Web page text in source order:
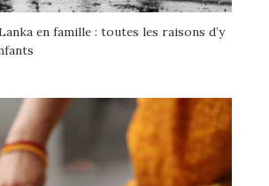
en famille : toutes les raisons d’y